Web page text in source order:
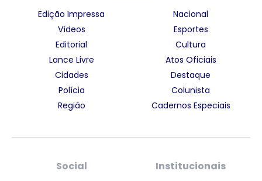
Edição Impressa
Vídeos
Editorial
Lance Livre
Cidades
Polícia
Região
Nacional
Esportes
Cultura
Atos Oficiais
Destaque
Colunista
Cadernos Especiais
Social Institucionais